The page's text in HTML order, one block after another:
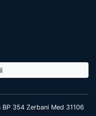
354 Zerbani Med 31106